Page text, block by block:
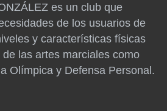
es un club que
de los usuarios de
y características físicas
las artes marciales como
Olímpica y Defensa Personal.